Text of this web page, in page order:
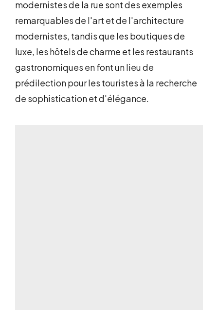
modernistes de la rue sont des exemples
remarquables de l'art et de l'architecture
modernistes, tandis que les boutiques de
luxe, les hôtels de charme et les restaurants
gastronomiques en font un lieu de
prédilection pour les touristes à la recherche
de sophistication et d'élégance.